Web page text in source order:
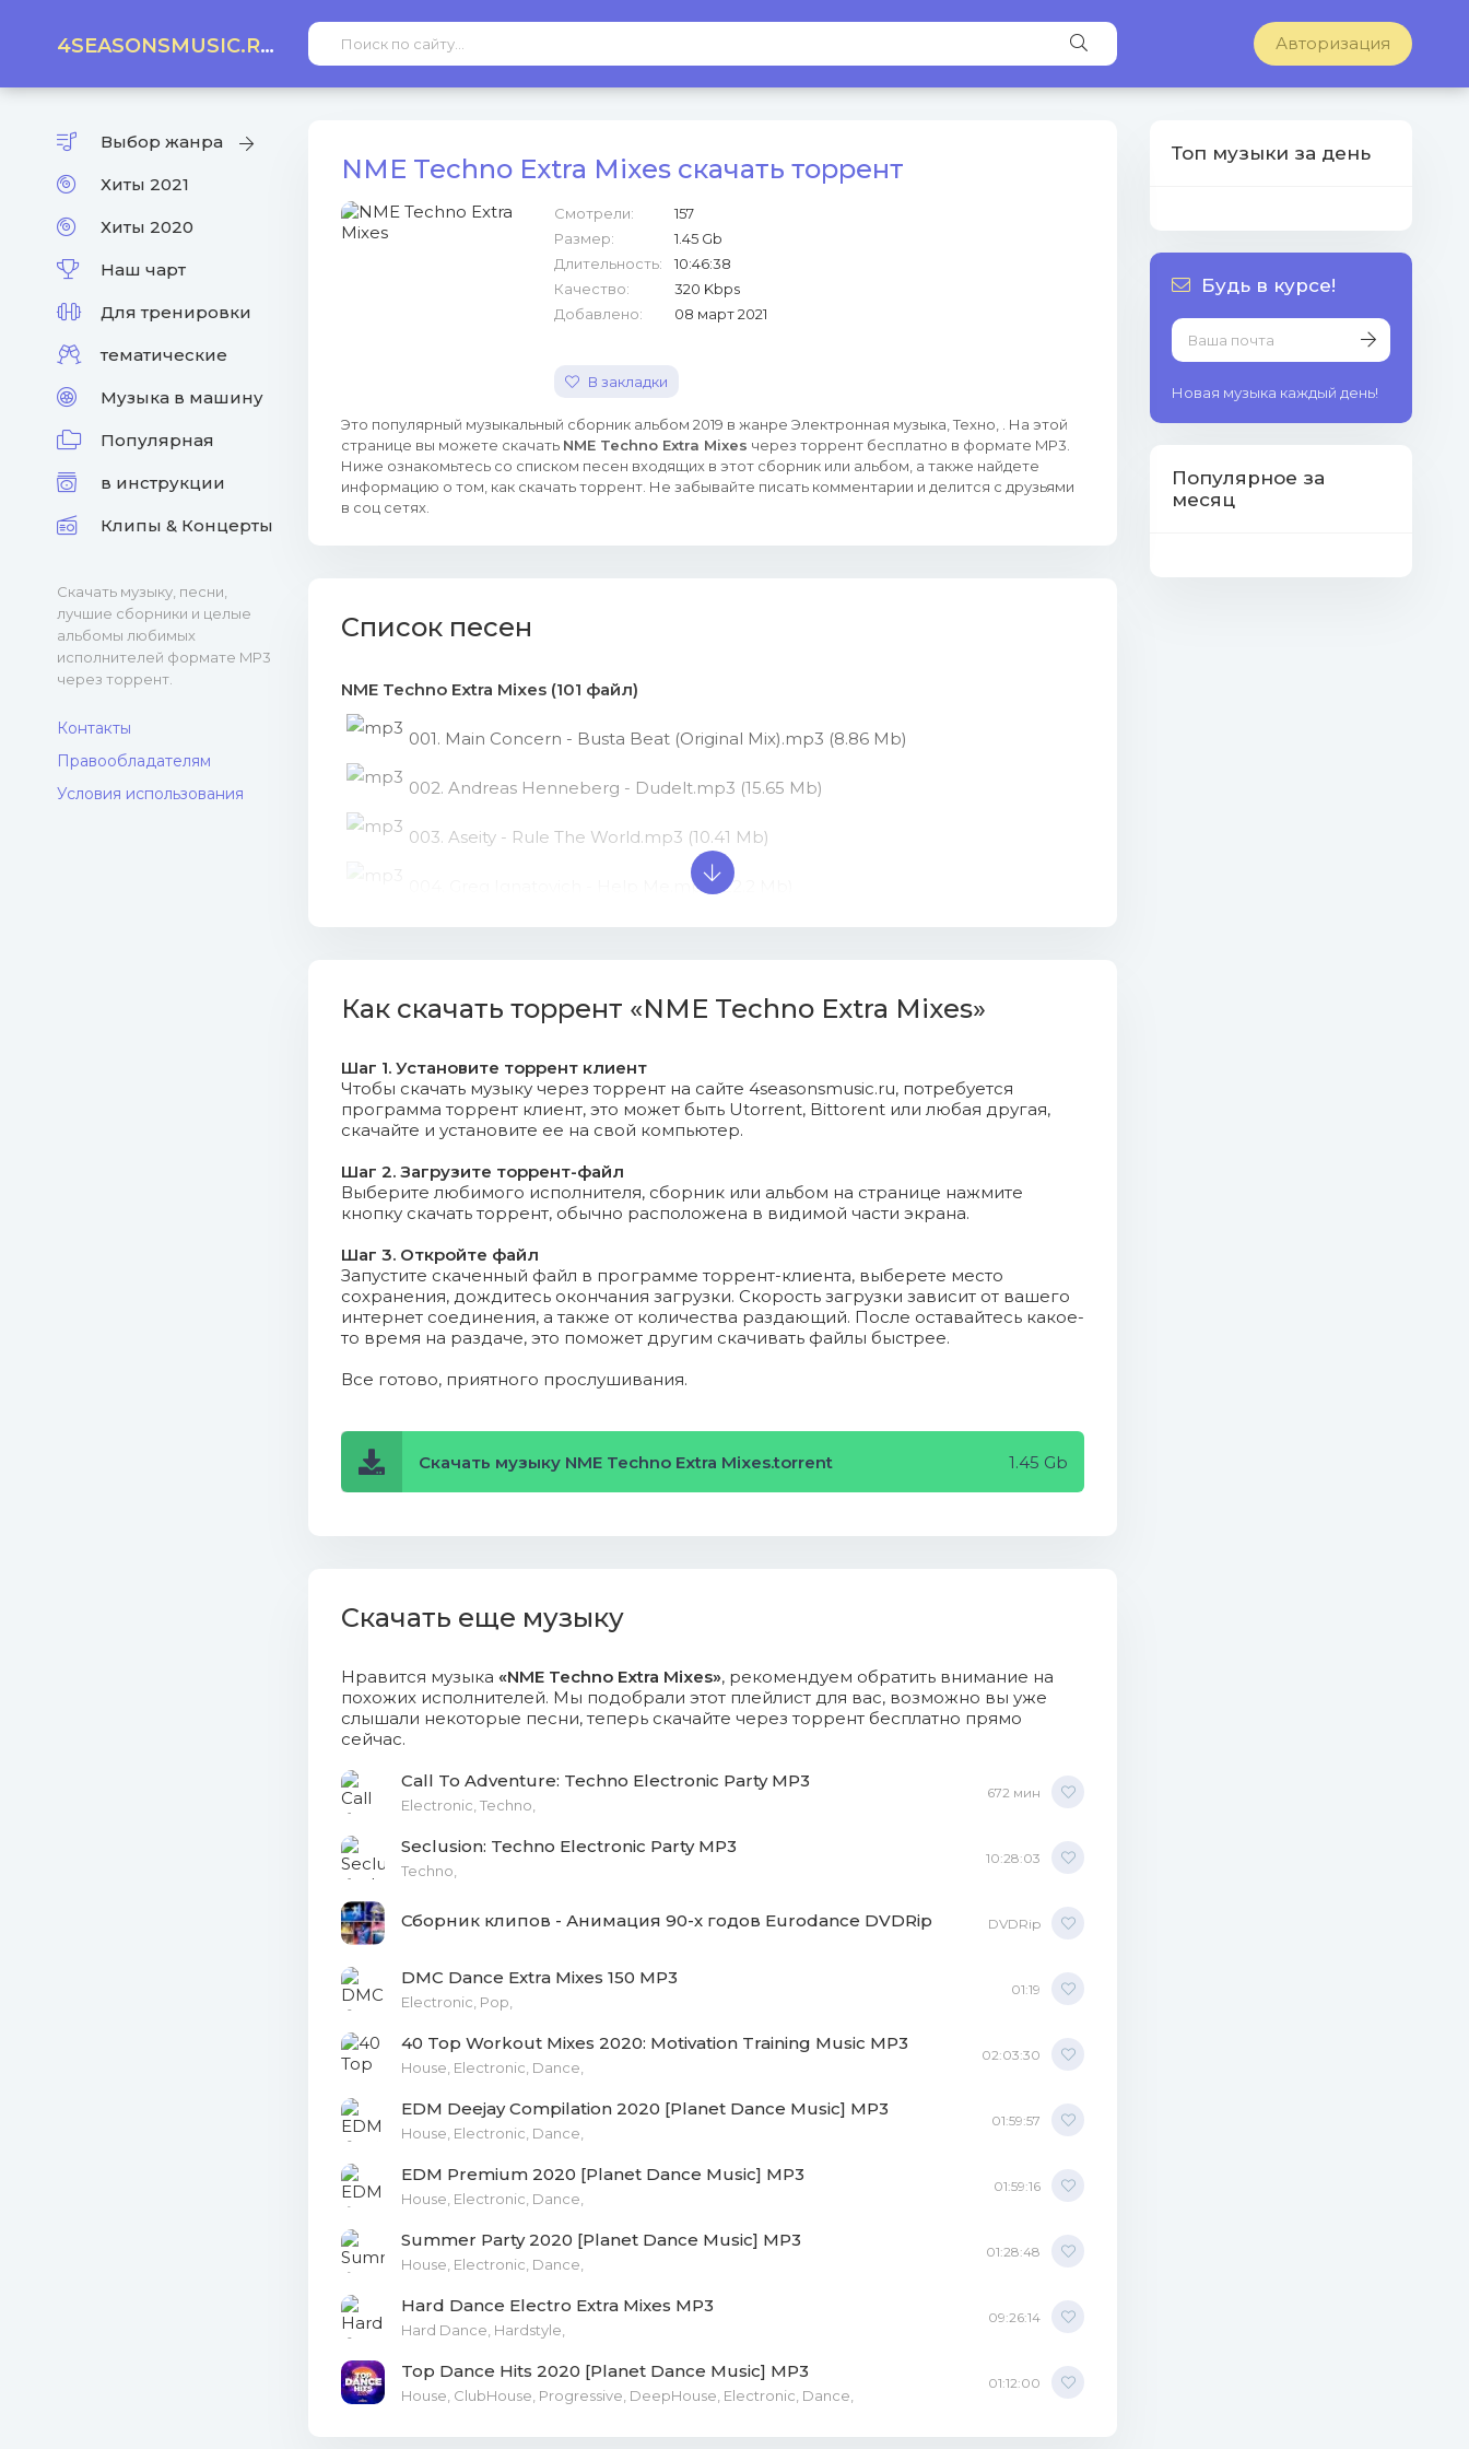
4SEASONSMUSIC.RU Авторизация
Выбор жанра
Хиты 2021
Хиты 2020
Наш чарт
Для тренировки
тематические
Музыка в машину
Популярная
в инструкции
Клипы & Концерты
Скачать музыку, песни,
лучшие сборники и целые
альбомы любимых
исполнителей формате MP3
через торрент.
Контакты
Правообладателям
Условия использования
NME Techno Extra Mixes скачать торрент
Смотрели:
157
Размер:
1.45 Gb
Длительность:
10:46:38
Качество:
320 Kbps
Добавлено:
08 март 2021
В закладки
Это популярный музыкальный сборник альбом 2019 в жанре Электронная музыка, Техно, . На этой
странице вы можете скачать NME Techno Extra Mixes через торрент бесплатно в формате MP3.
Ниже ознакомьтесь со списком песен входящих в этот сборник или альбом, а также найдете
информацию о том, как скачать торрент. Не забывайте писать комментарии и делится с друзьями
в соц сетях.
Список песен
NME Techno Extra Mixes (101 файл)
001. Main Concern - Busta Beat (Original Mix).mp3 (8.86 Mb)
002. Andreas Henneberg - Dudelt.mp3 (15.65 Mb)
003. Aseity - Rule The World.mp3 (10.41 Mb)
004. Greg Ignatovich - Help Me.mp3 (22.2 Mb)
008. Dino Maggiorana - Acid (Edit Mix).mp3 (12.61 Mb)
009. James Harcourt - Trompenburg.mp3 (18.04 Mb)
010. Rummy Sharma - Sufi Chemise.mp3 (21.75 Mb)
012. Lucas Freire - Timing.mp3 (15.2 Mb)
013. Riran - Freaks Of The Night (Original Mix).mp3 (10.75 Mb)
014. Larsen Factory - Virtual Body.mp3 (16.32 Mb)
015. Nick Mendes - Safari Trip.mp3 (13.81 Mb)
016. Alex D'elia & John Acquaviva - Global Cooling.mp3 (16.73 Mb)
019. Fckn Gamm - Defiler.mp3 (14.72 Mb)
020. Kalkhooven - Bьgelfeucht.mp3 (20.86 Mb)
021. Hans Berg - Call & Response.mp3 (15.24 Mb)
022. Ldy Osc - Nenechant.mp3 (14.24 Mb)
024. Sian - Lime.mp3 (12.08 Mb)
025. Transverze - Univerze (Original Mix).mp3 (10.16 Mb)
026. Peter Latino - Espresso.mp3 (15.65 Mb)
027. Unresolved - Chances (Original Mix).mp3 (10.24 Mb)
028. John Martz - 909.mp3 (16.35 Mb)
029. Black Asteroid - Tangiers.mp3 (10.68 Mb)
030. Conny Wolf - Fuck Off!.mp3 (13.43 Mb)
032. Gold Rabbit - Sht Happens.mp3 (8.63 Mb)
033. Collin Strange - Next To Nothing.mp3 (11.46 Mb)
034. Humo & Jose Ayen - Sion.mp3 (19.26 Mb)
035. Dave Tarrida - Wir Hassen (Original Mix).mp3 (13.02 Mb)
Как скачать торрент «NME Techno Extra Mixes»
Шаг 1. Установите торрент клиент
Чтобы скачать музыку через торрент на сайте 4seasonsmusic.ru, потребуется
программа торрент клиент, это может быть Utorrent, Bittorent или любая другая,
скачайте и установите ее на свой компьютер.
Шаг 2. Загрузите торрент-файл
Выберите любимого исполнителя, сборник или альбом на странице нажмите
кнопку скачать торрент, обычно расположена в видимой части экрана.
Шаг 3. Откройте файл
Запустите скаченный файл в программе торрент-клиента, выберете место
сохранения, дождитесь окончания загрузки. Скорость загрузки зависит от вашего
интернет соединения, а также от количества раздающий. После оставайтесь какое-
то время на раздаче, это поможет другим скачивать файлы быстрее.
Все готово, приятного прослушивания.
Скачать музыку NME Techno Extra Mixes.torrent 1.45 Gb
Скачать еще музыку
Нравится музыка «NME Techno Extra Mixes», рекомендуем обратить внимание на
похожих исполнителей. Мы подобрали этот плейлист для вас, возможно вы уже
слышали некоторые песни, теперь скачайте через торрент бесплатно прямо
сейчас.
Call To Adventure: Techno Electronic Party MP3
Electronic, Techno,
672 мин
Seclusion: Techno Electronic Party MP3
Techno,
10:28:03
Сборник клипов - Анимация 90-х годов Eurodance DVDRip DVDRip
DMC Dance Extra Mixes 150 MP3
Electronic, Рор,
01:19
40 Top Workout Mixes 2020: Motivation Training Music MP3
House, Electronic, Dance,
02:03:30
EDM Deejay Compilation 2020 [Planet Dance Music] MP3
House, Electronic, Dance,
01:59:57
EDM Premium 2020 [Planet Dance Music] MP3
House, Electronic, Dance,
01:59:16
Summer Party 2020 [Planet Dance Music] MP3
House, Electronic, Dance,
01:28:48
Hard Dance Electro Extra Mixes MP3
Hard Dance, Hardstyle,
09:26:14
Top Dance Hits 2020 [Planet Dance Music] MP3
House, ClubHouse, Progressive, DeepHouse, Electronic, Dance,
01:12:00
Топ музыки за день
Будь в курсе!
Новая музыка каждый день!
Популярное за
месяц